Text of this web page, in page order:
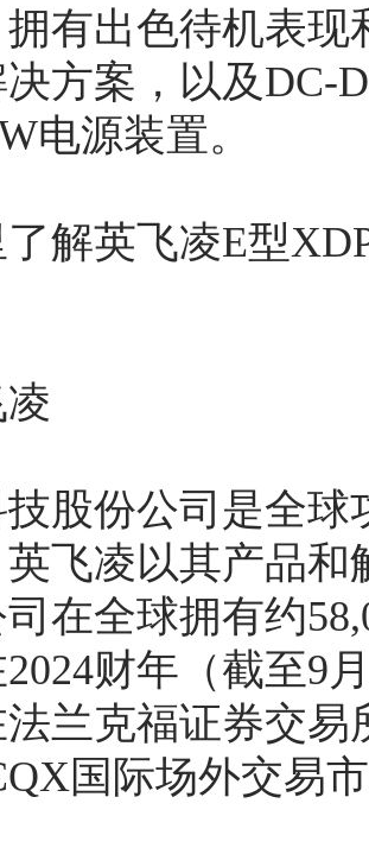
有出色待机表现
方案，以及DC-
电源装置。
了解英飞凌E型
股份公司是全
飞凌以其产品
在全球拥有约
财年（截至9
兰克福证券交
国际场外交易